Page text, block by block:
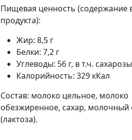
Пищевая ценность (содержание
продукта):
Жир: 8,5 г
Белки: 7,2 г
Углеводы: 56 г, в т.ч.
Калорийность: 329 кКал
Состав: молоко цельное, молоко
обезжиренное, сахар, молочный
(лактоза).